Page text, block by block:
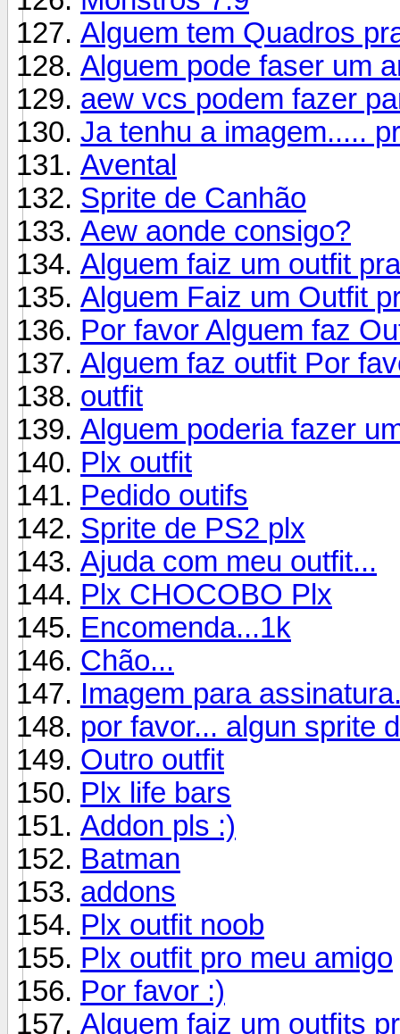
Alguem tem Quadros
Alguem pode faser um
aew vcs podem fazer
Ja tenhu a imagem.....
Avental
Sprite de Canhão
Aew aonde consigo?
Alguem faiz um outfit
Alguem Faiz um Outfit
Por favor Alguem faz
Alguem faz outfit Por
outfit
Alguem poderia fazer
Plx outfit
Pedido outifs
Sprite de PS2 plx
Ajuda com meu outfit...
Plx CHOCOBO Plx
Encomenda...1k
Chão...
Imagem para
por favor... algun sprite
Outro outfit
Plx life bars
Addon pls :)
Batman
addons
Plx outfit noob
Plx outfit pro meu amigo
Por favor :)
Alguem faiz um outfits